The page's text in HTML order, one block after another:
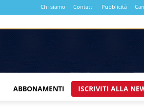
Chi siamo Contatti Pubblicità
ABBONAMENTI ISCRIVITI ALLA